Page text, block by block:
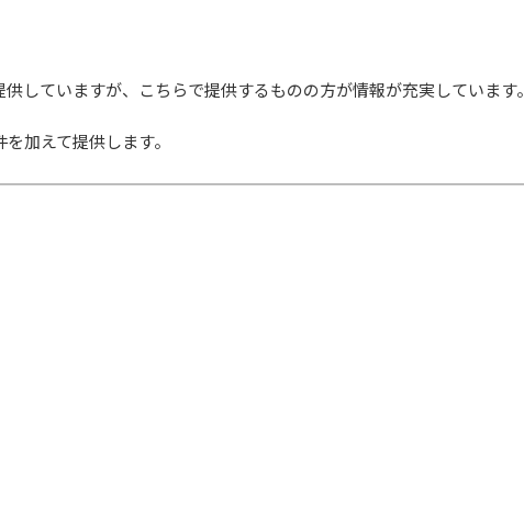
供していますが、こちらで提供するものの方が情報が充実しています。
加えて提供します。